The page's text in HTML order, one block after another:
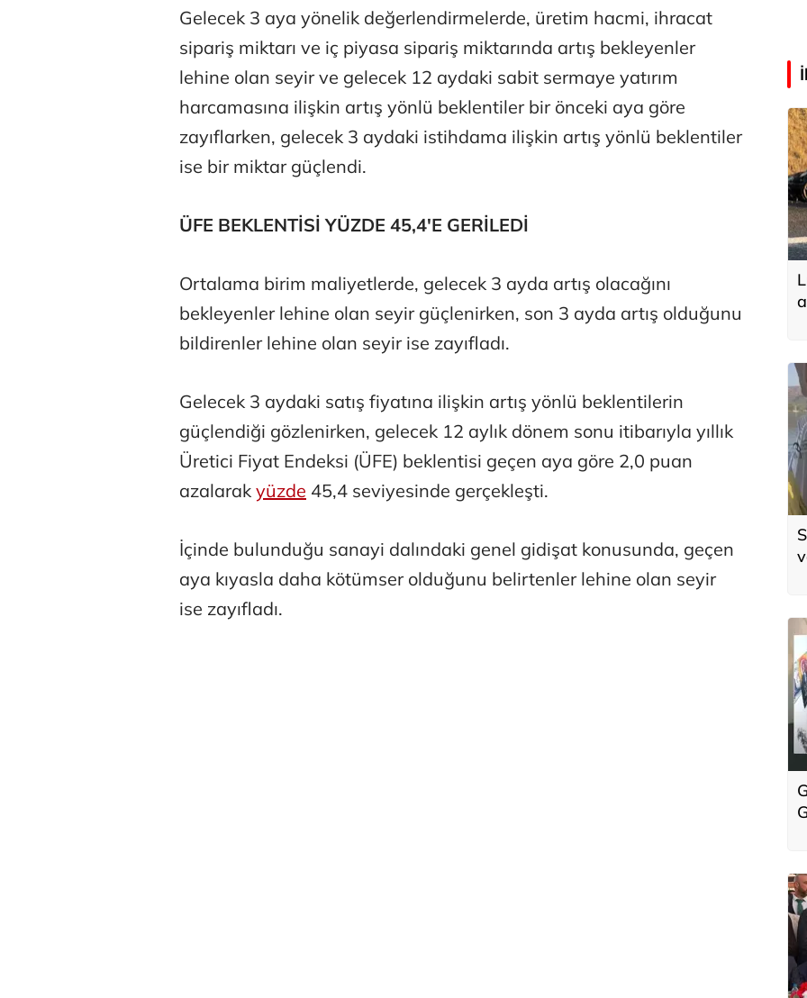
Gelecek 3 aya yönelik değerlendirmelerde, üretim hacmi, ihracat
sipariş miktarı ve iç piyasa sipariş miktarında artış bekleyenler
lehine olan seyir ve gelecek 12 aydaki sabit sermaye yatırım
harcamasına ilişkin artış yönlü beklentiler bir önceki aya göre
zayıflarken, gelecek 3 aydaki istihdama ilişkin artış yönlü beklentiler
ise bir miktar güçlendi.
ÜFE BEKLENTİSİ YÜZDE 45,4'E GERİLEDİ
Ortalama birim maliyetlerde, gelecek 3 ayda artış olacağını
bekleyenler lehine olan seyir güçlenirken, son 3 ayda artış olduğunu
bildirenler lehine olan seyir ise zayıfladı.
Gelecek 3 aydaki satış fiyatına ilişkin artış yönlü beklentilerin
güçlendiği gözlenirken, gelecek 12 aylık dönem sonu itibarıyla yıllık
Üretici Fiyat Endeksi (ÜFE) beklentisi geçen aya göre 2,0 puan
azalarak yüzde 45,4 seviyesinde gerçekleşti.
İçinde bulunduğu sanayi dalındaki genel gidişat konusunda, geçen
aya kıyasla daha kötümser olduğunu belirtenler lehine olan seyir
ise zayıfladı.